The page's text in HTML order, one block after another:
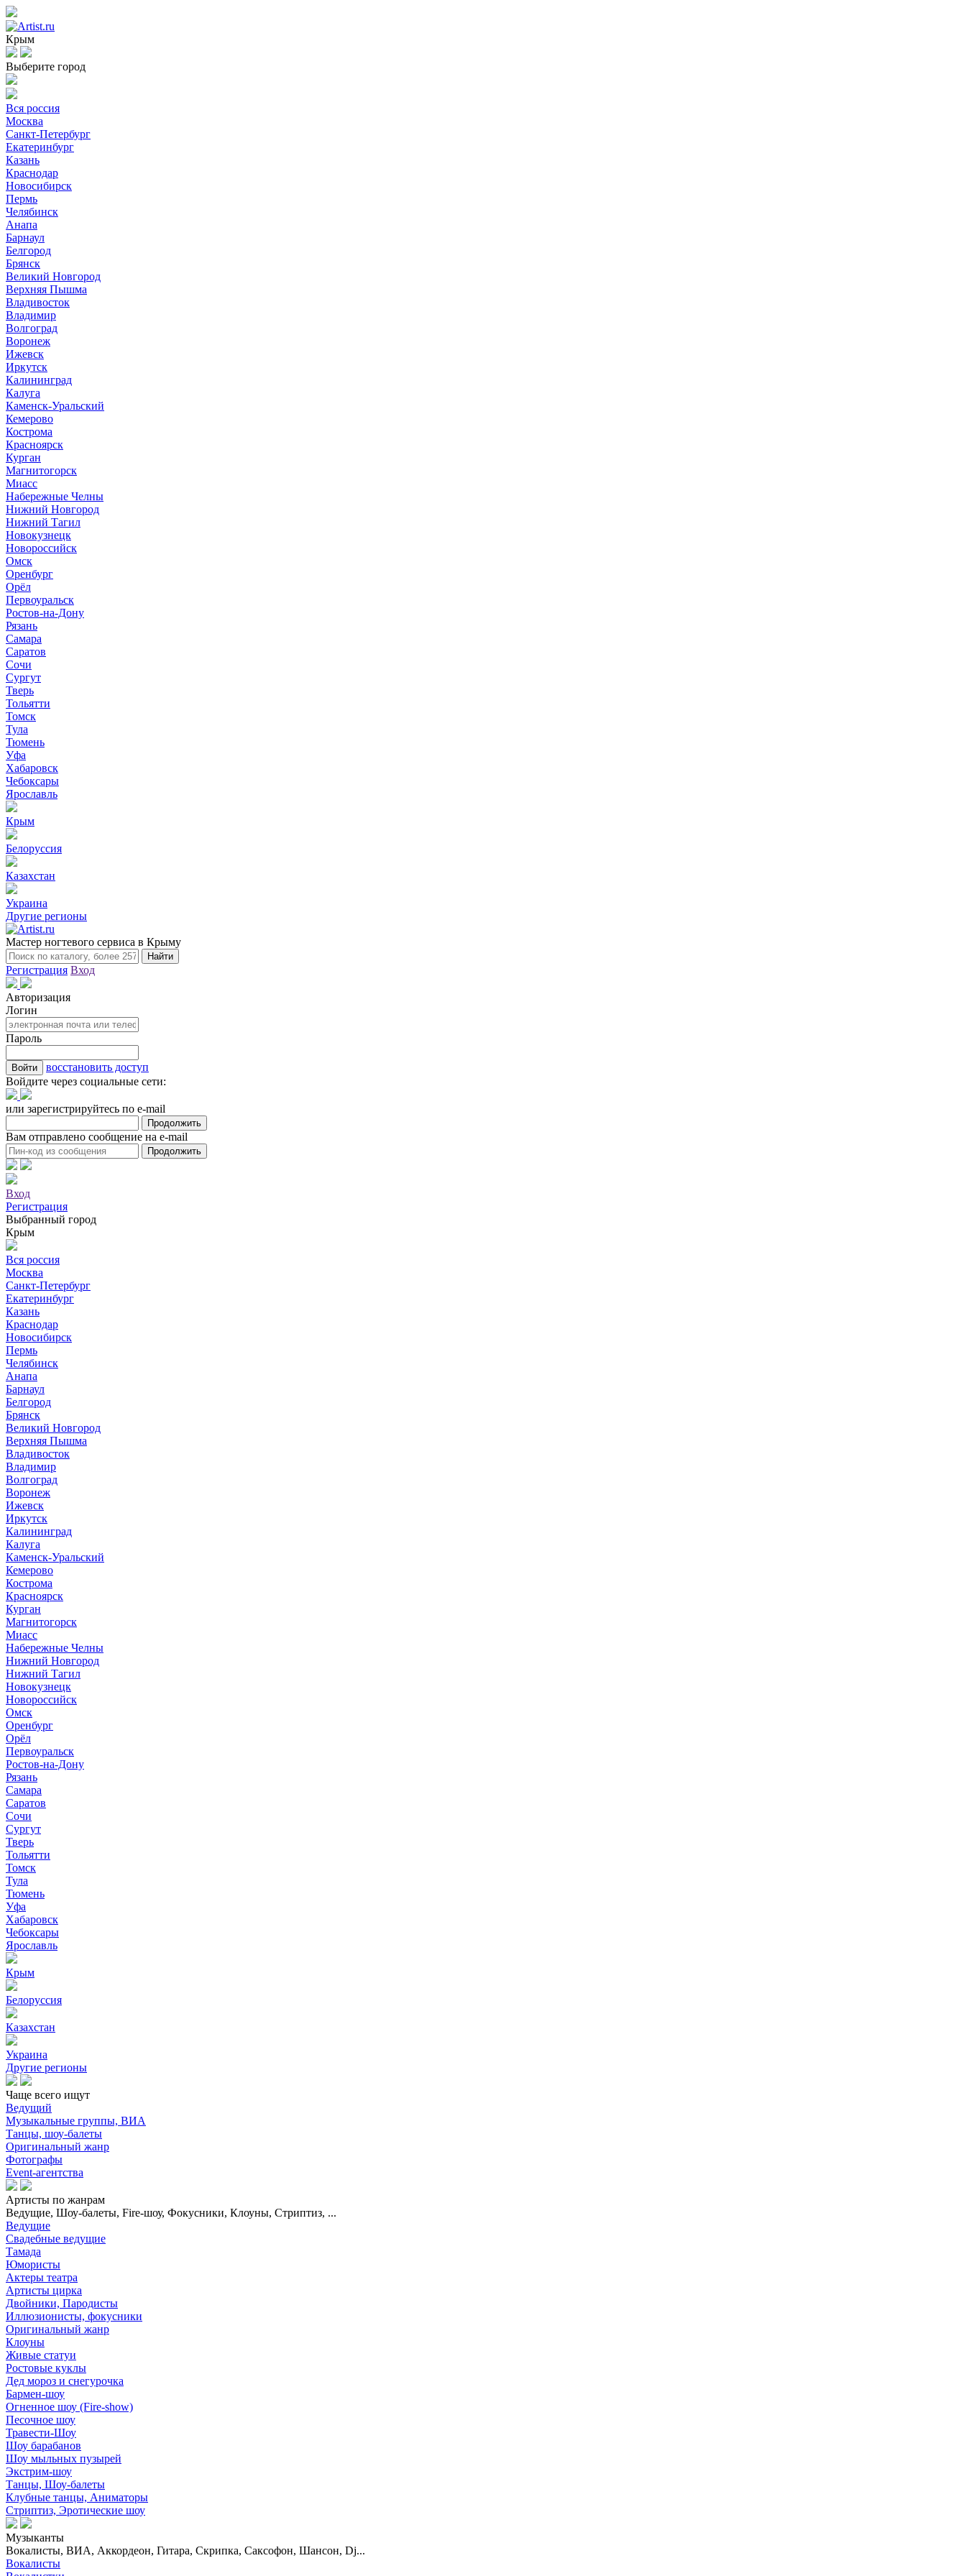
Крым
Выберите город
Вся россия
Москва
Санкт-Петербург
Екатеринбург
Казань
Краснодар
Новосибирск
Пермь
Челябинск
Анапа
Барнаул
Белгород
Брянск
Великий Новгород
Верхняя Пышма
Владивосток
Владимир
Волгоград
Воронеж
Ижевск
Иркутск
Калининград
Калуга
Каменск-Уральский
Кемерово
Кострома
Красноярск
Курган
Магнитогорск
Миасс
Набережные Челны
Нижний Новгород
Нижний Тагил
Новокузнецк
Новороссийск
Омск
Оренбург
Орёл
Первоуральск
Ростов-на-Дону
Рязань
Самара
Саратов
Сочи
Сургут
Тверь
Тольятти
Томск
Тула
Тюмень
Уфа
Хабаровск
Чебоксары
Ярославль
Крым
Белоруссия
Казахстан
Украина
Другие регионы
Мастер ногтевого сервиса в Крыму
Регистрация Вход
Авторизация
Логин
Пароль
восстановить доступ
Войдите через социальные сети:
или зарегистрируйтесь по e-mail
Вам отправлено сообщение на e-mail
Вход
Регистрация
Выбранный город
Крым
Вся россия
Москва
Санкт-Петербург
Екатеринбург
Казань
Краснодар
Новосибирск
Пермь
Челябинск
Анапа
Барнаул
Белгород
Брянск
Великий Новгород
Верхняя Пышма
Владивосток
Владимир
Волгоград
Воронеж
Ижевск
Иркутск
Калининград
Калуга
Каменск-Уральский
Кемерово
Кострома
Красноярск
Курган
Магнитогорск
Миасс
Набережные Челны
Нижний Новгород
Нижний Тагил
Новокузнецк
Новороссийск
Омск
Оренбург
Орёл
Первоуральск
Ростов-на-Дону
Рязань
Самара
Саратов
Сочи
Сургут
Тверь
Тольятти
Томск
Тула
Тюмень
Уфа
Хабаровск
Чебоксары
Ярославль
Крым
Белоруссия
Казахстан
Украина
Другие регионы
Чаще всего ищут
Ведущий
Музыкальные группы, ВИА
Танцы, шоу-балеты
Оригинальный жанр
Фотографы
Event-агентства
Артисты по жанрам
Ведущие, Шоу-балеты, Fire-шоу, Фокусники, Клоуны, Стриптиз, ...
Ведущие
Свадебные ведущие
Тамада
Юмористы
Актеры театра
Артисты цирка
Двойники, Пародисты
Иллюзионисты, фокусники
Оригинальный жанр
Клоуны
Живые статуи
Ростовые куклы
Дед мороз и снегурочка
Бармен-шоу
Огненное шоу (Fire-show)
Песочное шоу
Травести-Шоу
Шоу барабанов
Шоу мыльных пузырей
Экстрим-шоу
Танцы, Шоу-балеты
Клубные танцы, Аниматоры
Стриптиз, Эротические шоу
Музыканты
Вокалисты, ВИА, Аккордеон, Гитара, Скрипка, Саксофон, Шансон, Dj...
Вокалисты